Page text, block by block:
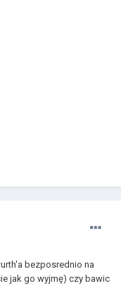
bezposrednio na
jak go wyjmę) czy bawic